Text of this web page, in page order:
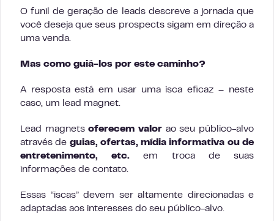
O funil de geração de leads descreve a jornada que
você deseja que seus prospects sigam em direção a
uma venda.
Mas como guiá-los por este caminho?
A resposta está em usar uma isca eficaz – neste
caso, um lead magnet.
Lead magnetsoferecem valor ao seu público-alvo
através de guias, ofertas, mídia informativa ou de
entretenimento, etc. em troca de suas
informações de contato.
Essas “iscas” devem ser altamente direcionadas e
adaptadas aos interesses do seu público-alvo.